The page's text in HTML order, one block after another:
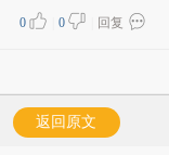
回复
0
0
返回原文